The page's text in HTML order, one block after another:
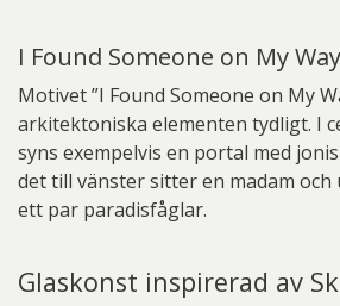
I Found Someone on My Way
Motivet ”I Found Someone on My
arkitektoniska elementen tydligt. I
syns exempelvis en portal med
det till vänster sitter en madam och
ett par paradisfåglar.
Glaskonst inspirerad av